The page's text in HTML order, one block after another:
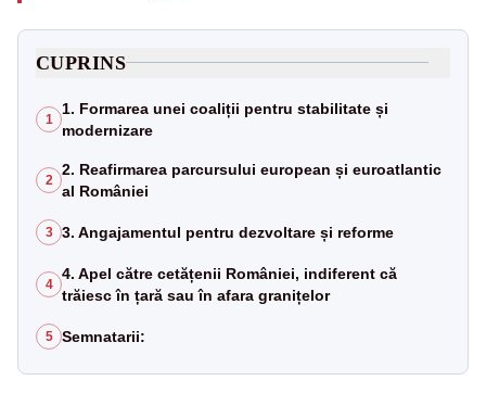
CUPRINS
1
1. Formarea unei coaliții pentru stabilitate și
modernizare
2
2. Reafirmarea parcursului european și euroatlantic
al României
3 3. Angajamentul pentru dezvoltare și reforme
4
4. Apel către cetățenii României, indiferent că
trăiesc în țară sau în afara granițelor
5 Semnatarii: